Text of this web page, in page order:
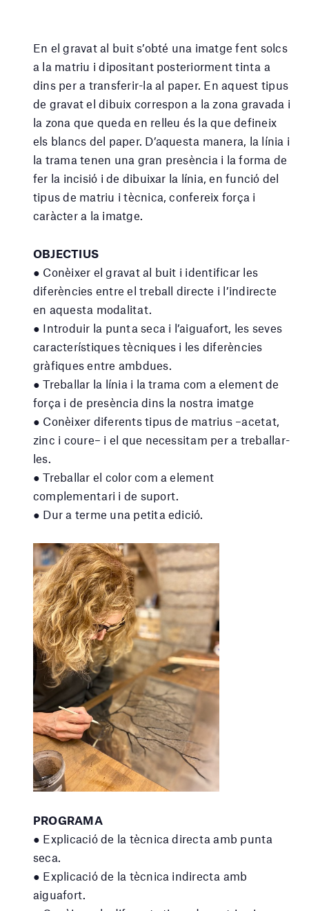
En el gravat al buit s’obté una imatge fent solcs
a la matriu i dipositant posteriorment tinta a
dins per a transferir-la al paper. En aquest tipus
de gravat el dibuix correspon a la zona gravada i
la zona que queda en relleu és la que defineix
els blancs del paper. D’aquesta manera, la línia i
la trama tenen una gran presència i la forma de
fer la incisió i de dibuixar la línia, en funció del
tipus de matriu i tècnica, confereix força i
caràcter a la imatge.
OBJECTIUS
● Conèixer el gravat al buit i identificar les
diferències entre el treball directe i l’indirecte
en aquesta modalitat.
● Introduir la punta seca i l’aiguafort, les seves
característiques tècniques i les diferències
gràfiques entre ambdues.
● Treballar la línia i la trama com a element de
força i de presència dins la nostra imatge
● Conèixer diferents tipus de matrius –acetat,
zinc i coure– i el que necessitam per a treballar-
les.
● Treballar el color com a element
complementari i de suport.
● Dur a terme una petita edició.
PROGRAMA
● Explicació de la tècnica directa amb punta
seca.
● Explicació de la tècnica indirecta amb
aiguafort.